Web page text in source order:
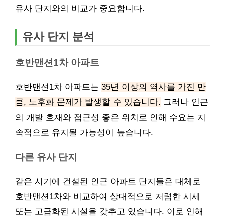
유사 단지와의 비교가 중요합니다.
유사 단지 분석
호반맨션1차 아파트
호반맨션1차 아파트는 35년 이상의 역사를 가진 만
큼, 노후화 문제가 발생할 수 있습니다. 그러나 인근
의 개발 호재와 접근성 좋은 위치로 인해 수요는 지
속적으로 유지될 가능성이 높습니다.
다른 유사 단지
같은 시기에 건설된 인근 아파트 단지들은 대체로
호반맨션1차와 비교하여 상대적으로 저렴한 시세
또는 고급화된 시설을 갖추고 있습니다. 이로 인해